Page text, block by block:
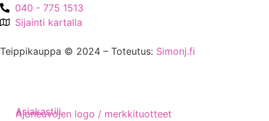
040 - 775 1513
Sijainti kartalla
Teippikauppa © 2024 – Toteutus: Simonj.fi
Ajoneuvojen logo / merkkituotteet
Asiakastili